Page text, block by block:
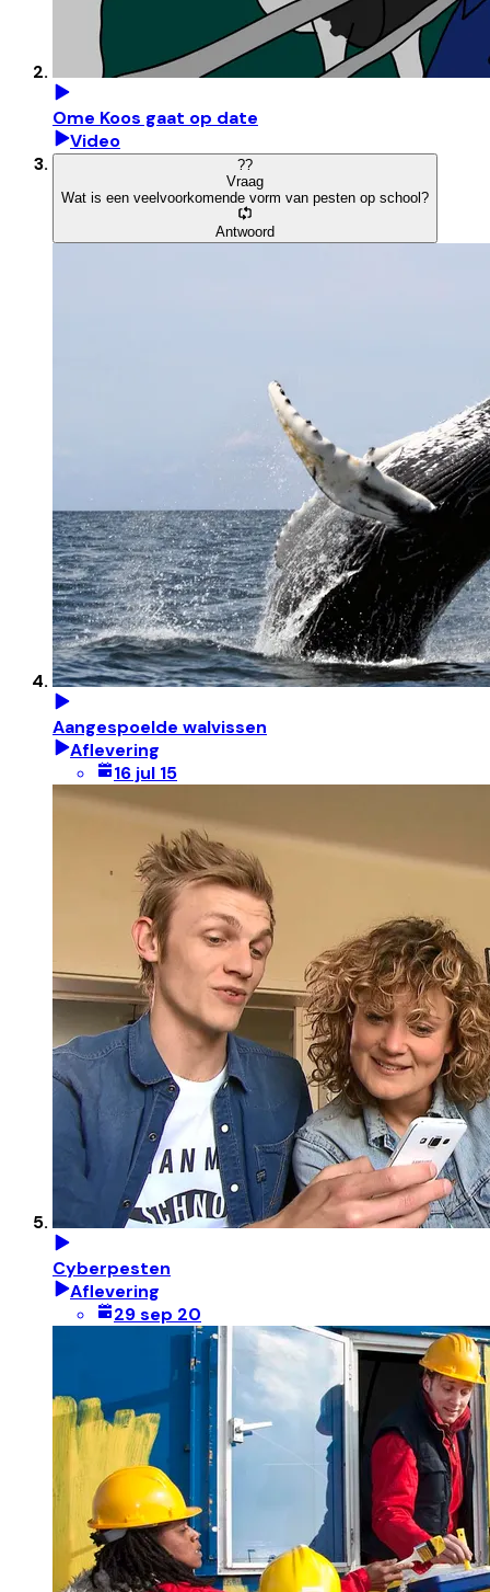
Ome Koos gaat op date
Video
??
Vraag
Wat is een veelvoorkomende vorm van pesten op school?
Antwoord
Aangespoelde walvissen
Aflevering
16 jul 15
Cyberpesten
Aflevering
29 sep 20